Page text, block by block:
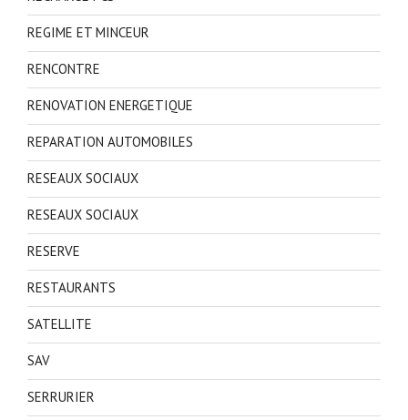
REGIME ET MINCEUR
RENCONTRE
RENOVATION ENERGETIQUE
REPARATION AUTOMOBILES
RESEAUX SOCIAUX
RESEAUX SOCIAUX
RESERVE
RESTAURANTS
SATELLITE
SAV
SERRURIER